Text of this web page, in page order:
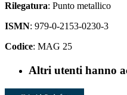
Rilegatura: Punto metallico
ISMN: 979-0-2153-0230-3
Codice: MAG 25
Altri utenti hanno